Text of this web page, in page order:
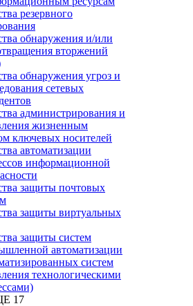
резервного
обнаружения и/или
вторжений
обнаружения угроз и
сетевых
администрирования и
жизненным
ключевых носителей
автоматизации
информационной
защиты почтовых
защиты виртуальных
защиты систем
автоматизации
систем
технологическими
17